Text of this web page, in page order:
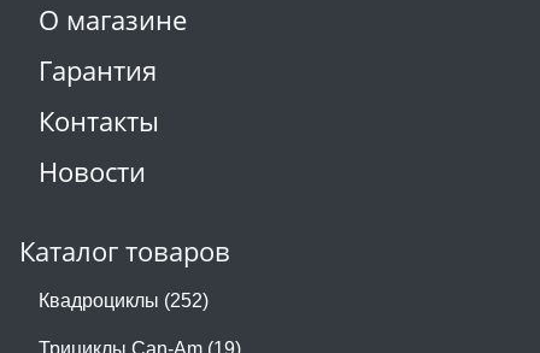
О магазине
Гарантия
Контакты
Новости
Каталог товаров
Квадроциклы (252)
Трициклы Can-Am (19)